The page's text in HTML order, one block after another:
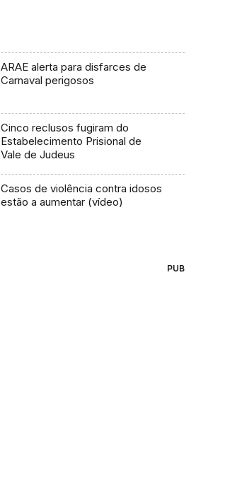
ARAE alerta para disfarces de
Carnaval perigosos
Cinco reclusos fugiram do
Estabelecimento Prisional de
Vale de Judeus
Casos de violência contra idosos
estão a aumentar (vídeo)
PUB